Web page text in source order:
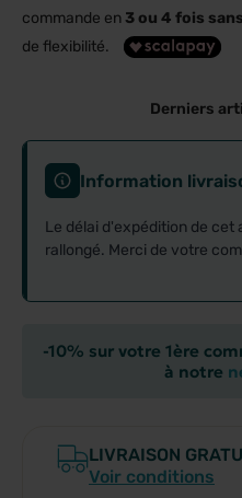
commande en 3 ou 4 fois
de flexibilité.
Derniers
Information
Le délai d'expédition de
rallongé. Merci de votre
-10% sur votre 1ère
à notre
LIVRAISON
Voir conditions